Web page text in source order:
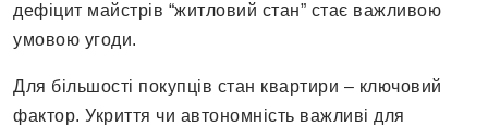
дефіцит майстрів “житловий стан” стає важливою
умовою угоди.
Для більшості покупців стан квартири – ключовий
фактор. Укриття чи автономність важливі для